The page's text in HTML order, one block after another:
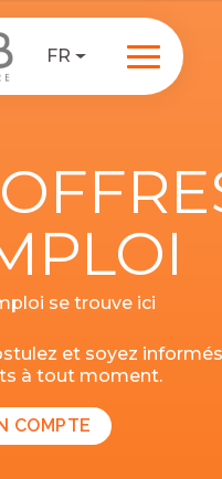
FR
se trouve ici
et soyez
à tout moment.
COMPTE